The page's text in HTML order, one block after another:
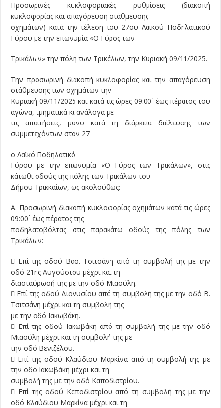
Προσωρινές κυκλοφοριακές ρυθμίσεις (διακοπή
κυκλοφορίας και απαγόρευση στάθμευσης
οχημάτων) κατά την τέλεση του 27ου Λαϊκού Ποδηλατικού
Γύρου με την επωνυμία «Ο Γύρος των
Τρικάλων» την πόλη των Τρικάλων, την Κυριακή 09/11/2025.
Την προσωρινή διακοπή κυκλοφορίας και την απαγόρευση
στάθμευσης των οχημάτων την
Κυριακή 09/11/2025 και κατά τις ώρες 09:00 ́ έως πέρατος του
αγώνα, τμηματικά κι ανάλογα με
τις απαιτήσεις, μόνο κατά τη διάρκεια διέλευσης των
συμμετεχόντων στον 27
ο Λαϊκό Ποδηλατικό
Γύρου με την επωνυμία «Ο Γύρος των Τρικάλων», στις
κάτωθι οδούς της πόλης των Τρικάλων του
Δήμου Τρικκαίων, ως ακολούθως:
Α. Προσωρινή διακοπή κυκλοφορίας οχημάτων κατά τις ώρες
09:00 ́ έως πέρατος της
ποδηλατοβόλτας στις παρακάτω οδούς της πόλης των
Τρικάλων:
 Επί της οδού Βασ. Τσιτσάνη από τη συμβολή της με την
οδό 21ης Αυγούστου μέχρι και τη
διασταύρωσή της με την οδό Μιαούλη.
 Επί της οδού Διονυσίου από τη συμβολή της με την οδό Β.
Τσιτσάνη μέχρι και τη συμβολή της
με την οδό Ιακωβάκη.
 Επί της οδού Ιακωβάκη από τη συμβολή της με την οδό
Μιαούλη μέχρι και τη συμβολή της με
την οδό Βενιζέλου.
 Επί της οδού Κλαύδιου Μαρκίνα από τη συμβολή της με
την οδό Ιακωβάκη μέχρι και τη
συμβολή της με την οδό Καποδιστρίου.
 Επί της οδού Καποδιστρίου από τη συμβολή της με την
οδό Κλαύδιου Μαρκίνα μέχρι και τη